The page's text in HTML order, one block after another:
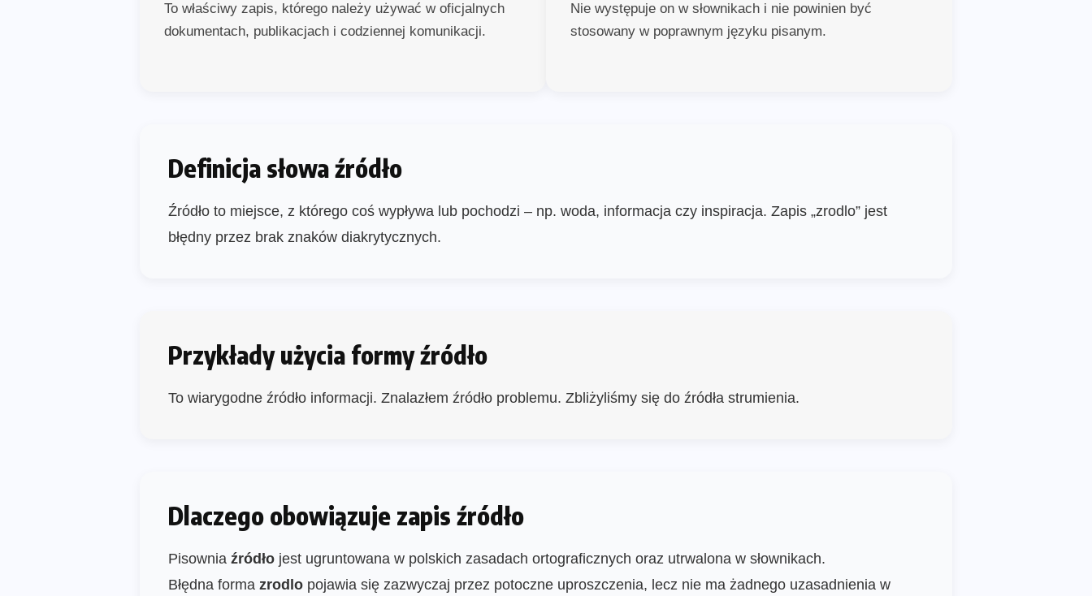
To właściwy zapis, którego należy używać w oficjalnych
dokumentach, publikacjach i codziennej komunikacji.
Nie występuje on w słownikach i nie powinien być
stosowany w poprawnym języku pisanym.
Definicja słowa źródło
Źródło to miejsce, z którego coś wypływa lub pochodzi – np. woda, informacja czy inspiracja. Zapis „zrodlo” jest
błędny przez brak znaków diakrytycznych.
Przykłady użycia formy źródło
To wiarygodne źródło informacji. Znalazłem źródło problemu. Zbliżyliśmy się do źródła strumienia.
Dlaczego obowiązuje zapis źródło
Pisownia źródło jest ugruntowana w polskich zasadach ortograficznych oraz utrwalona w słownikach.
Błędna forma zrodlo pojawia się zazwyczaj przez potoczne uproszczenia, lecz nie ma żadnego uzasadnienia w